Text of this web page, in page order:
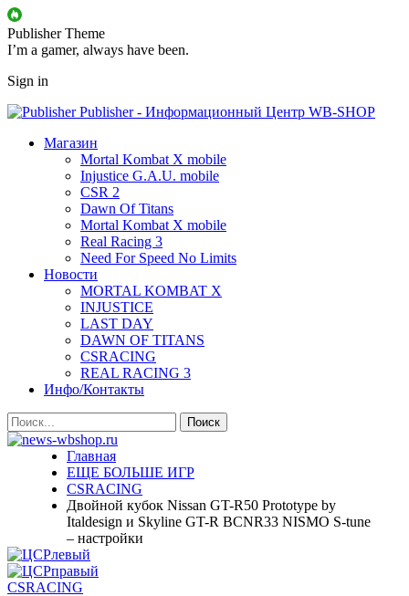
Publisher Theme
I’m a gamer, always have been.
Sign in
Publisher - Информационный Центр WB-SHOP
Магазин
Mortal Kombat X mobile
Injustice G.A.U. mobile
CSR 2
Dawn Of Titans
Mortal Kombat X mobile
Real Racing 3
Need For Speed No Limits
Новости
MORTAL KOMBAT X
INJUSTICE
LAST DAY
DAWN OF TITANS
CSRACING
REAL RACING 3
Инфо/Контакты
Главная
ЕЩЕ БОЛЬШЕ ИГР
CSRACING
Двойной кубок Nissan GT-R50 Prototype by
Italdesign и Skyline GT-R BCNR33 NISMO S-tune
– настройки
CSRACING